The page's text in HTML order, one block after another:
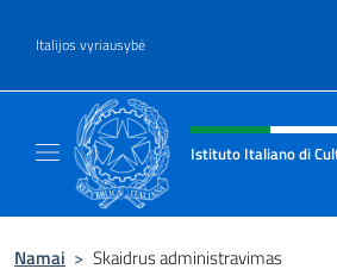
Italijos vyriausybė
Site header, social
Istituto Italiano di
Namai > Skaidrus administravimas